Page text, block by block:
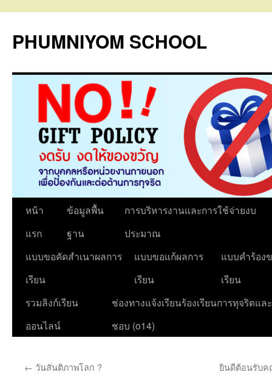
PHUMNIYOM SCHOOL
ข้าม
ไป
ยัง
เนื้อหา
หน้า
แรก
ข้อมูลพื้น
ฐาน
การบริหารงานและการใช้จ่ายงบ
ประมาณ
แบบขอคัดสำเนาผลการ
เรียน
แบบขอแก้ผลการ
เรียน
แบบคำร้อง
เรียน
รวมลิงก์เรียน
ออนไลน์
ช่องทางแจ้งเรียนร้องเรียนการทุจริตแล
ชอบ (o14)
← วันสันติภาพโลก ?️ ยินดีต้อนรับค